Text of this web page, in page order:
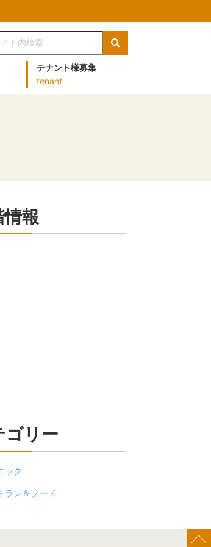
テナント様募集
tenant
報
ゴリー
ック
ラン＆フード